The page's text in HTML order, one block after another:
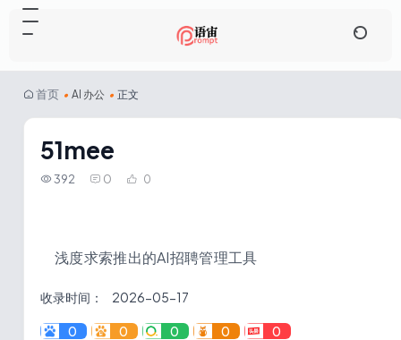
首页 • AI 办公 • 正文
51mee
392 0 0
浅度求索推出的AI招聘管理工具
收录时间： 2026-05-17
0 0 0 0 0